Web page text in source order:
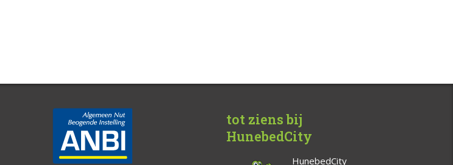
tot ziens bij
HunebedCity
HunebedCity